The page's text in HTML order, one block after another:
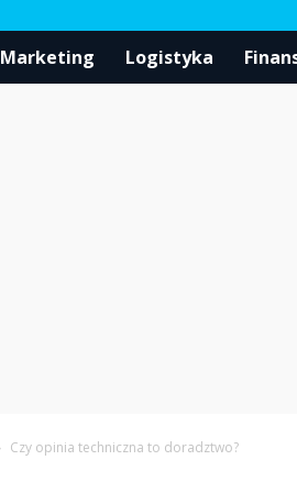
Marketing Logistyka
Czy opinia techniczna to doradztwo?